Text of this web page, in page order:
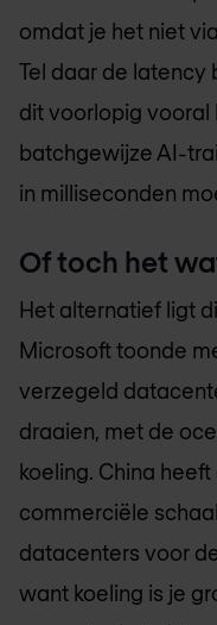
omdat je het niet
Tel daar de latency
dit voorlopig vooral
batchgewijze AI-
in milliseconden
Of toch het
Het alternatief ligt
Microsoft toonde
verzegeld
draaien, met de
koeling. China
commerciële
datacenters voor
want koeling is je